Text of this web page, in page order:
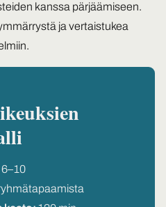
kanssa pärjäämiseen.
ja vertaistukea